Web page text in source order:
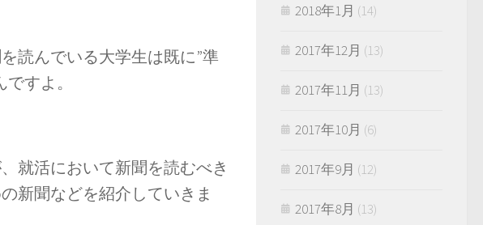
読んでいる大学生は既に”準
すよ。
就活において新聞を読むべき
新聞などを紹介していきま
2018年1月 (14)
2017年12月 (13)
2017年11月 (13)
2017年10月 (6)
2017年9月 (12)
2017年8月 (13)